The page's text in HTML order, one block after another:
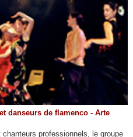
danseurs de flamenco - Arte
professionnels, le groupe